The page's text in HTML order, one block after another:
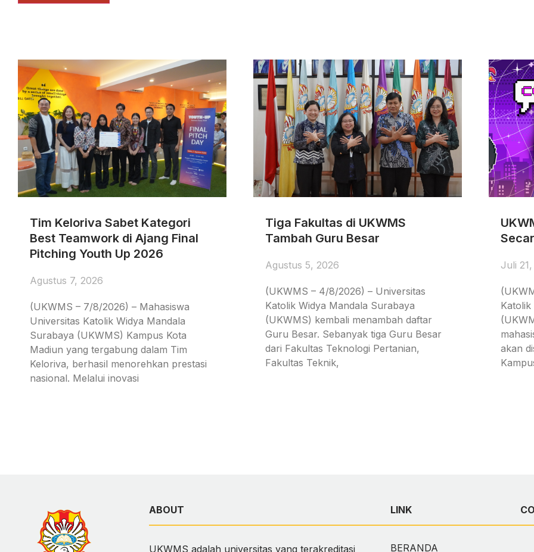
Tim Keloriva Sabet Kategori
Best Teamwork di Ajang Final
Pitching Youth Up 2026
Agustus 7, 2026
(UKWMS – 7/8/2026) – Mahasiswa
Universitas Katolik Widya Mandala
Surabaya (UKWMS) Kampus Kota
Madiun yang tergabung dalam Tim
Keloriva, berhasil menorehkan prestasi
nasional. Melalui inovasi
Tiga Fakultas di UKWMS
Tambah Guru Besar
Agustus 5, 2026
(UKWMS – 4/8/2026) – Universitas
Katolik Widya Mandala Surabaya
(UKWMS) kembali menambah daftar
Guru Besar. Sebanyak tiga Guru Besar
dari Fakultas Teknologi Pertanian,
Fakultas Teknik,
Juli
akan
ABOUT
UKWMS adalah universitas yang terakreditasi
LINK
BERANDA